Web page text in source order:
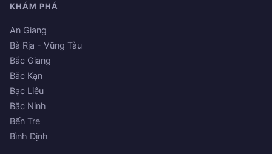
KHÁM PHÁ
An Giang
Bà Rịa - Vũng Tàu
Bắc Giang
Bắc Kạn
Bạc Liêu
Bắc Ninh
Bến Tre
Bình Định